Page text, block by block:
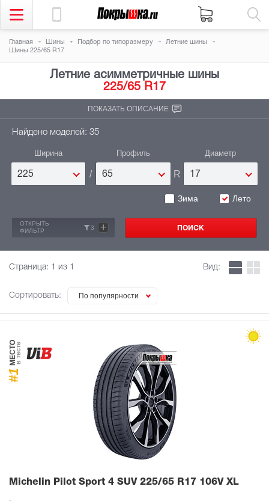
Главная Шины Подбор по типоразмеру
Летние шины
Шины 225/65 R17
Летние асимметричные шины
225/65 R17
ПОКАЗАТЬ ОПИСАНИЕ
Найдено моделей: 35
Ширина
225 /
Профиль
65 R
Диаметр
17
Зима Лето
ОТКРЫТЬ
ФИЛЬТР
3 +
Страница: 1 из 1
Сортировать: По популярности
Вид:
#1
МЕСТОв тесте
Michelin Pilot Sport 4 SUV 225/65 R17 106V XL